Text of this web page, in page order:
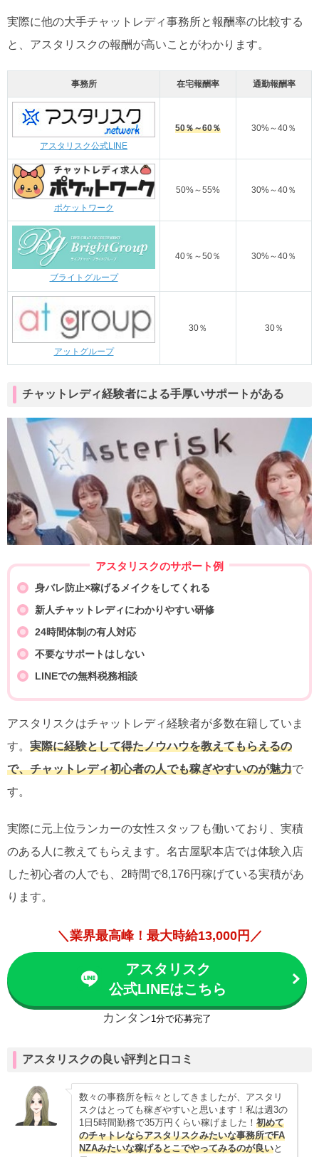
実際に他の大手チャットレディ事務所と報酬率の比較する
と、アスタリスクの報酬が高いことがわかります。
事務所 在宅報酬率 通勤報酬率
アスタリスク公式LINE
50％～60％ 30%～40％
ポケットワーク
50%～55% 30%～40％
ブライトグループ
40％～50％ 30%～40％
アットグループ
30％ 30％
チャットレディ経験者による手厚いサポートがある
アスタリスクのサポート例
身バレ防止×稼げるメイクをしてくれる
新人チャットレディにわかりやすい研修
24時間体制の有人対応
不要なサポートはしない
LINEでの無料税務相談
アスタリスクはチャットレディ経験者が多数在籍していま
す。 実際に経験として得たノウハウを教えてもらえるの
で、チャットレディ初心者の人でも稼ぎやすいのが魅力で
す。
実際に元上位ランカーの女性スタッフも働いており、実積
のある人に教えてもらえます。名古屋駅本店では体験入店
した初心者の人でも、2時間で8,176円稼げている実積があ
ります。
＼業界最高峰！最大時給13,000円／
アスタリスク
公式LINEはこちら
カンタン1分で応募完了
アスタリスクの良い評判と口コミ
数々の事務所を転々としてきましたが、アスタリ
スクはとっても稼ぎやすいと思います！私は週3の
1日5時間勤務で35万円くらい稼げました！ 初めて
のチャトレならアスタリスクみたいな事務所でFA
NZAみたいな稼げるとこでやってみるのが良いと